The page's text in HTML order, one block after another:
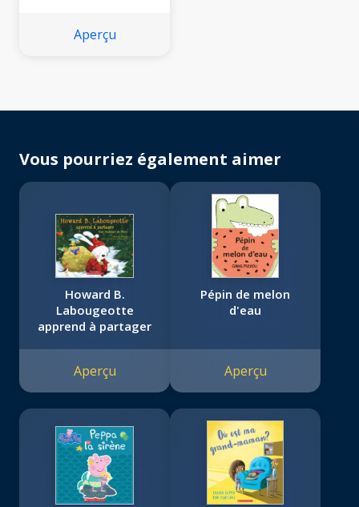
Aperçu
Vous pourriez également aimer
Howard B.
Labougeotte
apprend à partager
Aperçu
Pépin de melon
d'eau
Aperçu